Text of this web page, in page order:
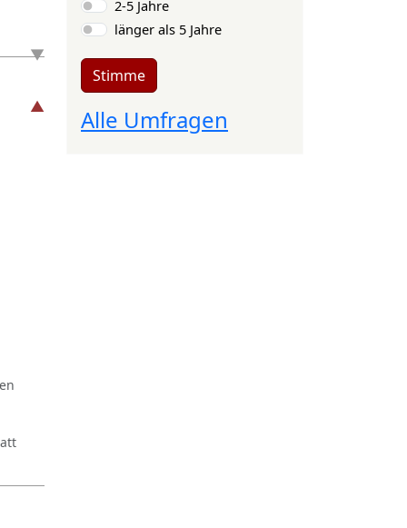
2-5 Jahre
länger als 5 Jahre
Stimme
Alle Umfragen